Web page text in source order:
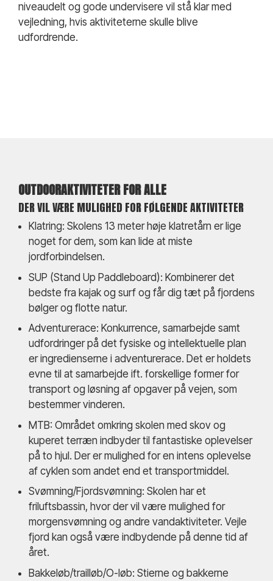
niveaudelt og gode undervisere vil stå klar med
vejledning, hvis aktiviteterne skulle blive
udfordrende.
OUTDOORAKTIVITETER FOR ALLE
DER VIL VÆRE MULIGHED FOR FØLGENDE AKTIVITETER
Klatring: Skolens 13 meter høje klatretårn er lige
noget for dem, som kan lide at miste
jordforbindelsen.
SUP (Stand Up Paddleboard): Kombinerer det
bedste fra kajak og surf og får dig tæt på fjordens
bølger og flotte natur.
Adventurerace: Konkurrence, samarbejde samt
udfordringer på det fysiske og intellektuelle plan
er ingredienserne i adventurerace. Det er holdets
evne til at samarbejde ift. forskellige former for
transport og løsning af opgaver på vejen, som
bestemmer vinderen.
MTB: Området omkring skolen med skov og
kuperet terræn indbyder til fantastiske oplevelser
på to hjul. Der er mulighed for en intens oplevelse
af cyklen som andet end et transportmiddel.
Svømning/Fjordsvømning: Skolen har et
friluftsbassin, hvor der vil være mulighed for
morgensvømning og andre vandaktiviteter. Vejle
fjord kan også være indbydende på denne tid af
året.
Bakkeløb/trailløb/O-løb: Stierne og bakkerne